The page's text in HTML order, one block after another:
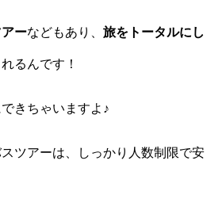
ーなどもあり、 旅をトータルにし
るんです！
できちゃいますよ♪
ツアーは、しっかり人数制限で安